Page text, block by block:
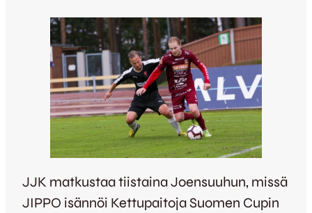
JJK matkustaa tiistaina Joensuuhun, missä
JIPPO isännöi Kettupaitoja Suomen Cupin